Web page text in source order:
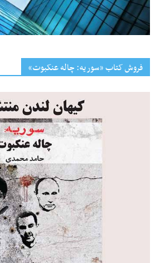
فروش کتاب «سوریه: چاله عنکبوت»